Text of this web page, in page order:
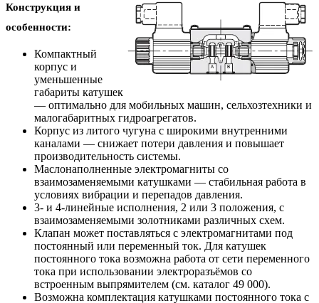
Конструкция и
особенности:
Компактный
корпус и
уменьшенные
габариты катушек
— оптимально для мобильных машин, сельхозтехники и
малогабаритных гидроагрегатов.
Корпус из литого чугуна с широкими внутренними
каналами — снижает потери давления и повышает
производительность системы.
Маслонаполненные электромагниты со
взаимозаменяемыми катушками — стабильная работа в
условиях вибрации и перепадов давления.
3- и 4-линейные исполнения, 2 или 3 положения, с
взаимозаменяемыми золотниками различных схем.
Клапан может поставляться с электромагнитами под
постоянный или переменный ток. Для катушек
постоянного тока возможна работа от сети переменного
тока при использовании электроразъёмов со
встроенным выпрямителем (см. каталог 49 000).
Возможна комплектация катушками постоянного тока с